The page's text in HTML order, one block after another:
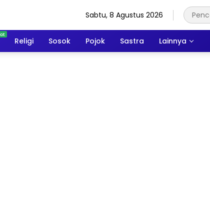
Sabtu, 8 Agustus 2026
Religi Sosok Pojok Sastra Lainnya